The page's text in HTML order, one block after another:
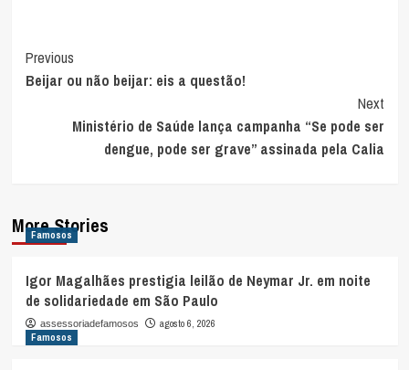
Post
Navigation
Previous
Beijar ou não beijar: eis a questão!
Next
Ministério de Saúde lança campanha “Se pode ser
dengue, pode ser grave” assinada pela Calia
More Stories
Famosos
Igor Magalhães prestigia leilão de Neymar Jr. em noite
de solidariedade em São Paulo
assessoriadefamosos
agosto 6, 2026
Famosos